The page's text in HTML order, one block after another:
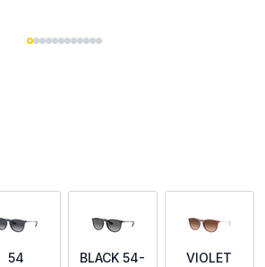
54
BLACK 54-
VIOLET